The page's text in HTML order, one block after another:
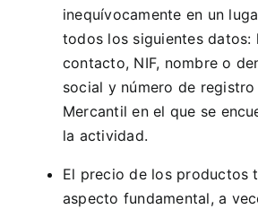
inequívocamente en un
todos los siguientes datos:
contacto, NIF, nombre o
social y número de
Mercantil en el que se
la actividad.
El precio de los productos
aspecto fundamental, a